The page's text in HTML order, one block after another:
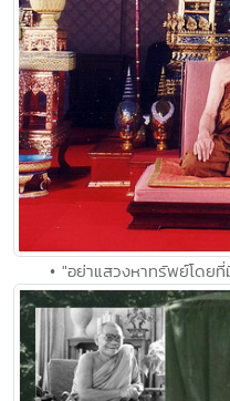
• "อย่าแสวงหาทรัพย์โด